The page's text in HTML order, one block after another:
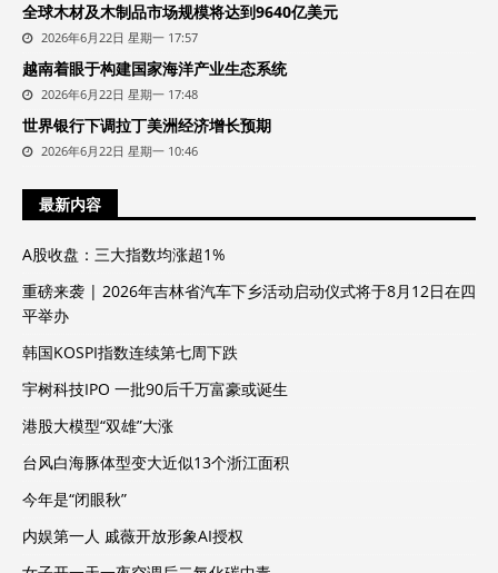
全球木材及木制品市场规模将达到9640亿美元
2026年6月22日 星期一 17:57
越南着眼于构建国家海洋产业生态系统
2026年6月22日 星期一 17:48
世界银行下调拉丁美洲经济增长预期
2026年6月22日 星期一 10:46
最新内容
A股收盘：三大指数均涨超1%
重磅来袭 | 2026年吉林省汽车下乡活动启动仪式将于8月12日在四
平举办
韩国KOSPI指数连续第七周下跌
宇树科技IPO 一批90后千万富豪或诞生
港股大模型“双雄”大涨
台风白海豚体型变大近似13个浙江面积
今年是“闭眼秋”
内娱第一人 戚薇开放形象AI授权